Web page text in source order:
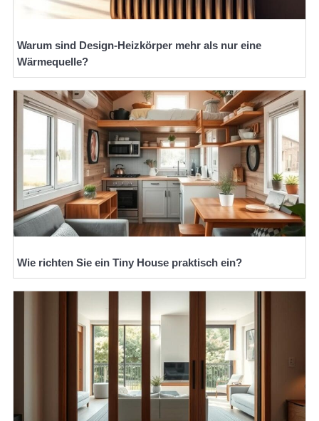
Warum sind Design-Heizkörper mehr als nur eine
Wärmequelle?
Wie richten Sie ein Tiny House praktisch ein?